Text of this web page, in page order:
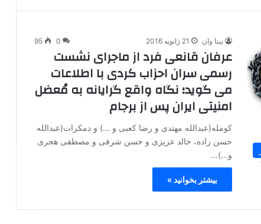
بیتا وان 21 ژانویه 2016 0
95
عرفان قانعی فرد از ماجرای نشست
رسمی سران احزاب کردی با اطلاعات
می گوید؛ نگاه واقع گرایانه به مُعضل
امنیتی ایران پس از برجام
کومله(عبدالله مهتدی و رضا کعبی و …) و دمکرات(عبدالله
حسن زاده، خالد عزیزی و حسن شرفی و مصطفی هجری
و…)…
بیشتر بخوانید »